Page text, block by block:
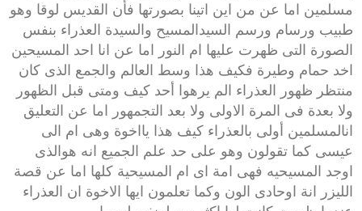
مسلمين اما عن من اين اتينا بصورتها فأن القديس لوقا وهو
طبيب ورسام ورسم السيدالمسيح والسيدة العذراء بنفس
الصورة التى ظهرت عليها ام النور اما عن انا احد المسيحين
اخد حمام وطيرة فكيف هذا وسط العالم والجمع الذى كان
منتظر ظهور العذراء الم يرهوا أحد كيف ومتى قبل الظهور
ولا بعدة فى المرة الاولى ولا بعد التجمهور اما عن التعليق
انالمسلمين أولى بالعذراء كيف هذا يااخوة وهى ام الى
عيسى كما تقولون وهو على حد علم الجميع انه هوالذى
اوجد المسيحيه فهى امة اى ام المسيحية كلها اما عن قصة
الليزر انة اوحادى الون وكما تعلمون ايها الاخوة ان العذراء